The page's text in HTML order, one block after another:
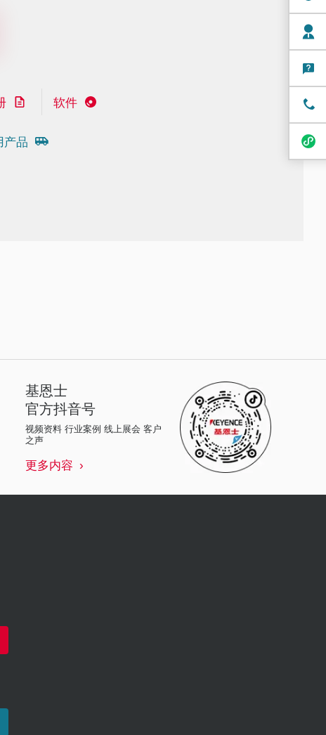
软件
产品
基恩士
官方抖音号
视频资料 行业案例 线上展会 客户
之声
更多内容